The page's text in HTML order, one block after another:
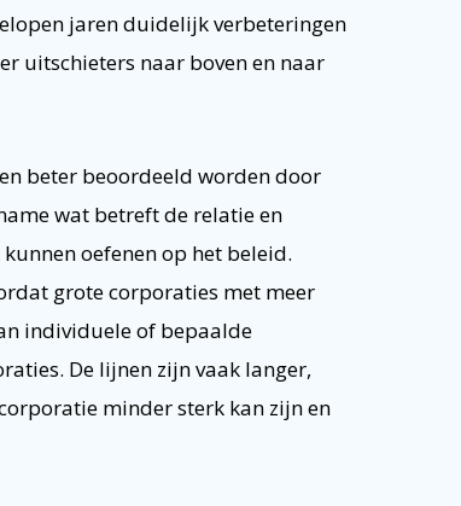
jaren duidelijk verbeteringen
uitschieters naar boven en naar
beter beoordeeld worden door
wat betreft de relatie en
oefenen op het beleid.
grote corporaties met meer
individuele of bepaalde
De lijnen zijn vaak langer,
minder sterk kan zijn en